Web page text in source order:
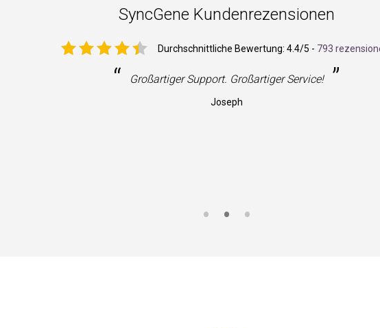
SyncGene Kundenrezensionen
Durchschnittliche Bewertung: 4.4/5 - 793
“ Großartiger Support. Großartiger Service! ”
Joseph